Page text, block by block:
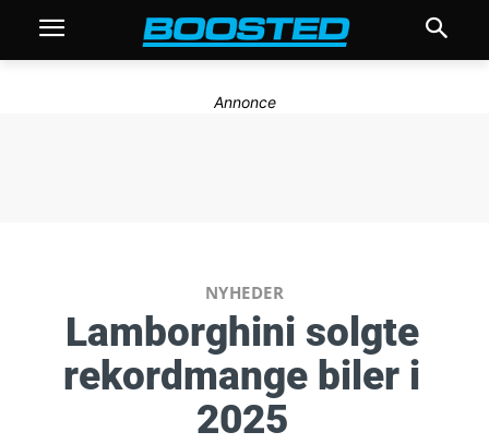
Annonce
NYHEDER
Lamborghini solgte
rekordmange biler i
2025